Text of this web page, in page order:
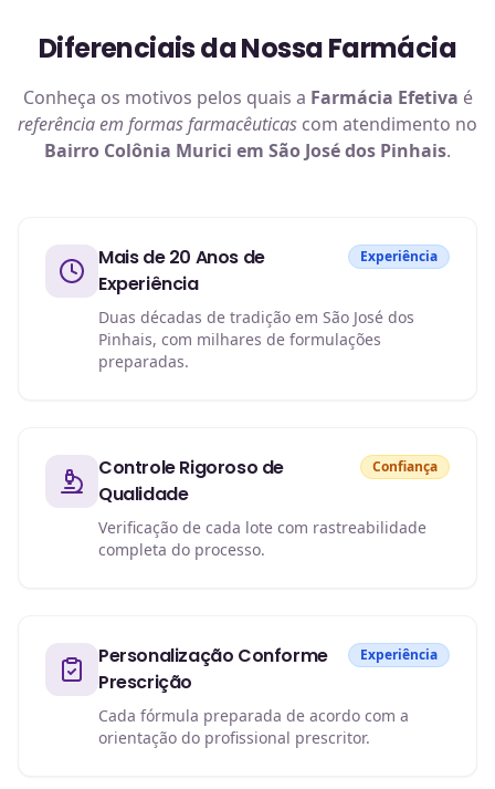
Diferenciais da Nossa Farmácia
Conheça os motivos pelos quais a Farmácia Efetiva é
referência em formas farmacêuticas com atendimento no
Bairro Colônia Murici em São José dos Pinhais.
Mais de 20 Anos de
Experiência
Experiência
Duas décadas de tradição em São José dos
Pinhais, com milhares de formulações
preparadas.
Controle Rigoroso de
Qualidade
Confiança
Verificação de cada lote com rastreabilidade
completa do processo.
Personalização Conforme
Prescrição
Experiência
Cada fórmula preparada de acordo com a
orientação do profissional prescritor.